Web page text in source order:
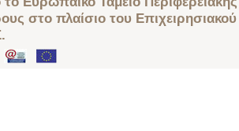
στο πλαίσιο του